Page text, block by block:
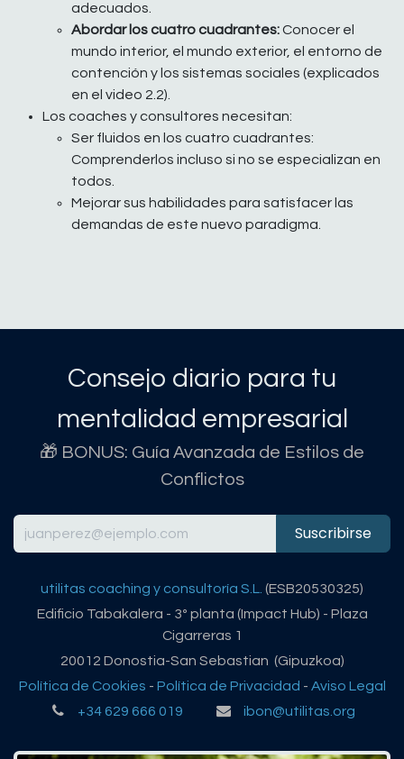
adecuados.
Abordar los cuatro cuadrantes:Conocer el
mundo interior, el mundo exterior, el entorno de
contención y los sistemas sociales (explicados
en el video 2.2).
Los coaches y consultores necesitan:
Ser fluidos en los cuatro cuadrantes:
Comprenderlos incluso si no se especializan en
todos.
Mejorar sus habilidades para satisfacer las
demandas de este nuevo paradigma.
Consejo diario para tu
mentalidad empresarial
🎁 BONUS: Guía Avanzada de Estilos de
Conflictos
Suscribirse
utilitas coaching y consultoría S.L. (ESB20530325)
Edificio Tabakalera - 3º planta (Impact Hub) - Plaza
Cigarreras 1
20012 Donostia-San Sebastian (Gipuzkoa)
Política de Cookies - Política de Privacidad - Aviso Legal
+34 629 666 019
ibon@utilitas.org